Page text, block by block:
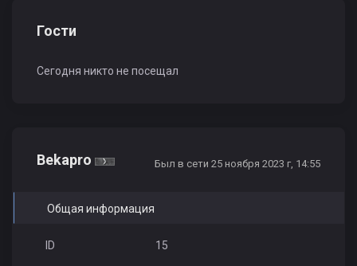
Гости
Сегодня никто не посещал
Bekapro Был в сети 25 ноября 2023 г, 14:55
Общая информация
ID 15